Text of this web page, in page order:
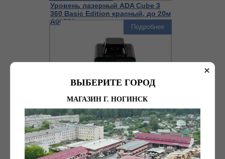
Уровень лазерный ADA Cube 3
360 Basic Edition красный, до 20м
А00559
Уровень лазерный ADA Cube 3
360 Green Basic Edition зеленый,
до 40м А00560
18 990руб. (шт)
Подробнее
Подробнее
ВЫБЕРИТЕ ГОРОД
МАГАЗИН Г. НОГИНСК